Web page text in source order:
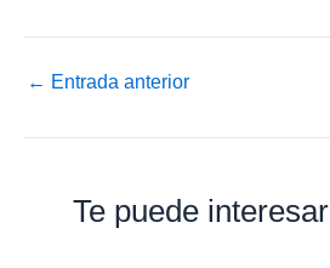
← Entrada anterior
Te puede interesar